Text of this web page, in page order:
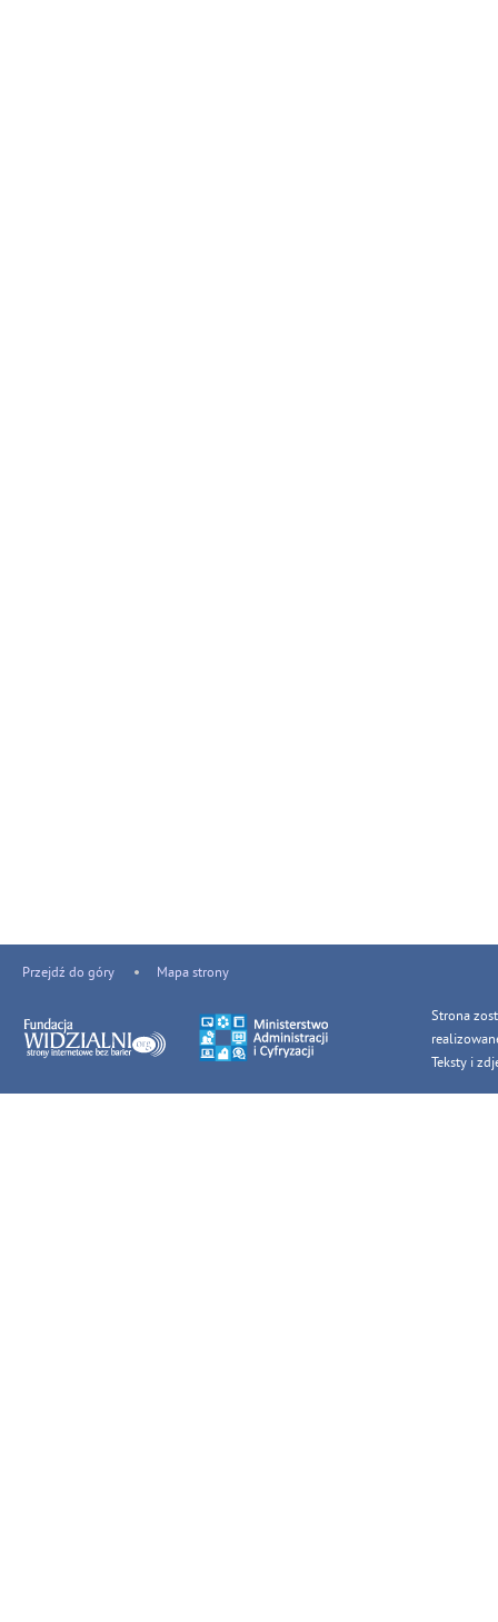
Przejdź do góry Mapa strony
Strona
Teksty i